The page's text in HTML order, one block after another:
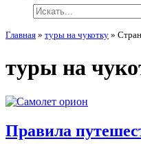
Главная » туры на чукотку »
туры на
Правила